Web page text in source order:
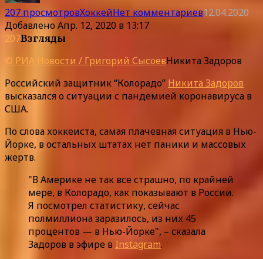
207 просмотровХоккейНет комментариев12.04.2020
ДобавленоАпр. 12, 2020 в 13:17
207Взгляды
© РИА Новости / Григорий СысоевНикита Задоров
Российский защитник “Колорадо” Никита Задоров
высказался о ситуации с пандемией коронавируса в
США.
По слова хоккеиста, самая плачевная ситуация в Нью-
Йорке, в остальных штатах нет паники и массовых
жертв.
"В Америке не так все страшно, по крайней
мере, в Колорадо, как показывают в России.
Я посмотрел статистику, сейчас
полмиллиона заразилось, из них 45
процентов — в Нью-Йорке", – сказала
Задоров в эфире в Instagram.